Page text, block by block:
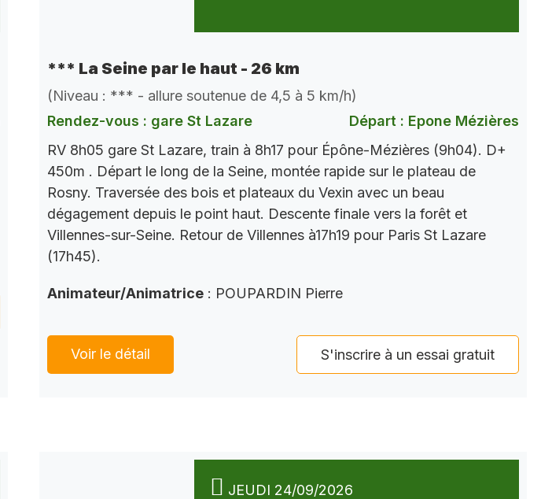
*** La Seine par le haut - 26 km
(Niveau : *** - allure soutenue de 4,5 à 5 km/h)
Rendez-vous : gare St Lazare
Départ : Epone Mézières
RV 8h05 gare St Lazare, train à 8h17 pour Épône-Mézières (9h04). D+
450m . Départ le long de la Seine, montée rapide sur le plateau de
Rosny. Traversée des bois et plateaux du Vexin avec un beau
dégagement depuis le point haut. Descente finale vers la forêt et
Villennes-sur-Seine. Retour de Villennes à17h19 pour Paris St Lazare
(17h45).
Animateur/Animatrice : POUPARDIN Pierre
Voir le détail S'inscrire à un essai gratuit
JEUDI 24/09/2026